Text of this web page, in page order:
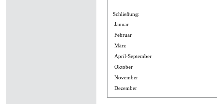
Schließung:
Januar
Februar
März
April-September
Oktober
November
Dezember